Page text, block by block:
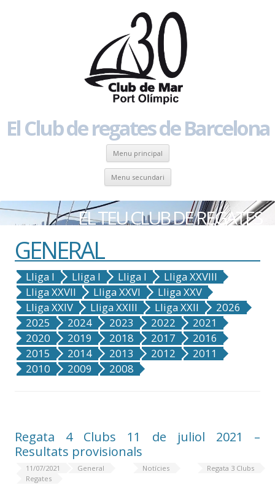
El Club de regates de Barcelona
Menu principal Skip to content
Menu secundari Skip to content
EL TEU CLUB DE REGATES
GENERAL
Lliga I Lliga I Lliga I
Lliga XXVIII
Lliga XXVII
Lliga XXVI
Lliga XXV
Lliga XXIV
Lliga XXIII Lliga XXII
2026
2025
2024 2023 2022
2021
2020
2019 2018 2017
2016
2015
2014 2013 2012
2011
2010
2009 2008
Regata 4 Clubs 11 de juliol 2021 –
Resultats provisionals
11/07/2021 General Notícies
Regata 3 Clubs
Regates